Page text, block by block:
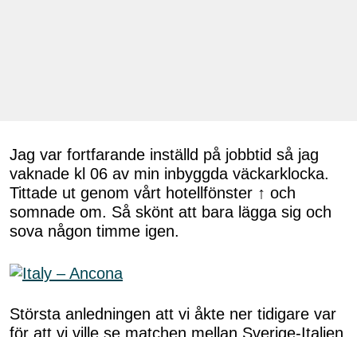
Jag var fortfarande inställd på jobbtid så jag
vaknade kl 06 av min inbyggda väckarklocka.
Tittade ut genom vårt hotellfönster ↑ och
somnade om. Så skönt att bara lägga sig och
sova någon timme igen.
Största anledningen att vi åkte ner tidigare var
för att vi ville se matchen mellan Sverige-Italien